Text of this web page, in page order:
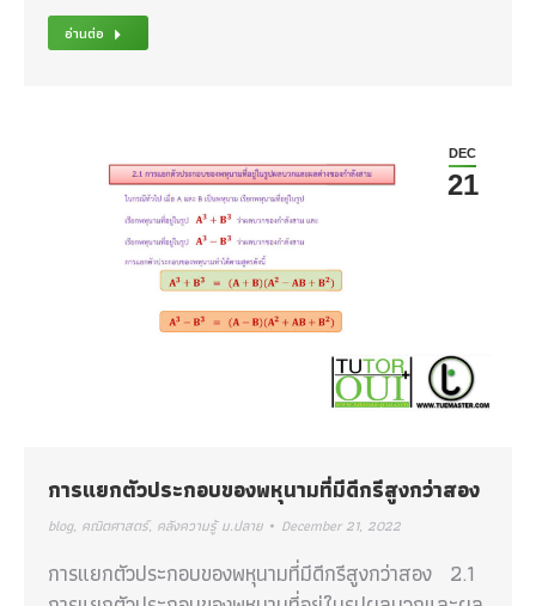
อ่านต่อ
DEC
21
การแยกตัวประกอบของพหุนามที่มีดีกรีสูงกว่าสอง
blog, คณิตศาสตร์, คลังความรู้ ม.ปลาย December 21, 2022
การแยกตัวประกอบของพหุนามที่มีดีกรีสูงกว่าสอง 2.1